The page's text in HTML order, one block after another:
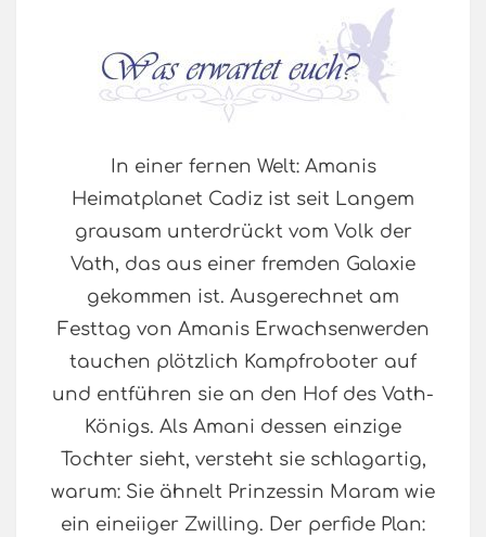
In einer fernen Welt: Amanis
Heimatplanet Cadiz ist seit Langem
grausam unterdrückt vom Volk der
Vath, das aus einer fremden Galaxie
gekommen ist. Ausgerechnet am
Festtag von Amanis Erwachsenwerden
tauchen plötzlich Kampfroboter auf
und entführen sie an den Hof des Vath-
Königs. Als Amani dessen einzige
Tochter sieht, versteht sie schlagartig,
warum: Sie ähnelt Prinzessin Maram wie
ein eineiiger Zwilling. Der perfide Plan: